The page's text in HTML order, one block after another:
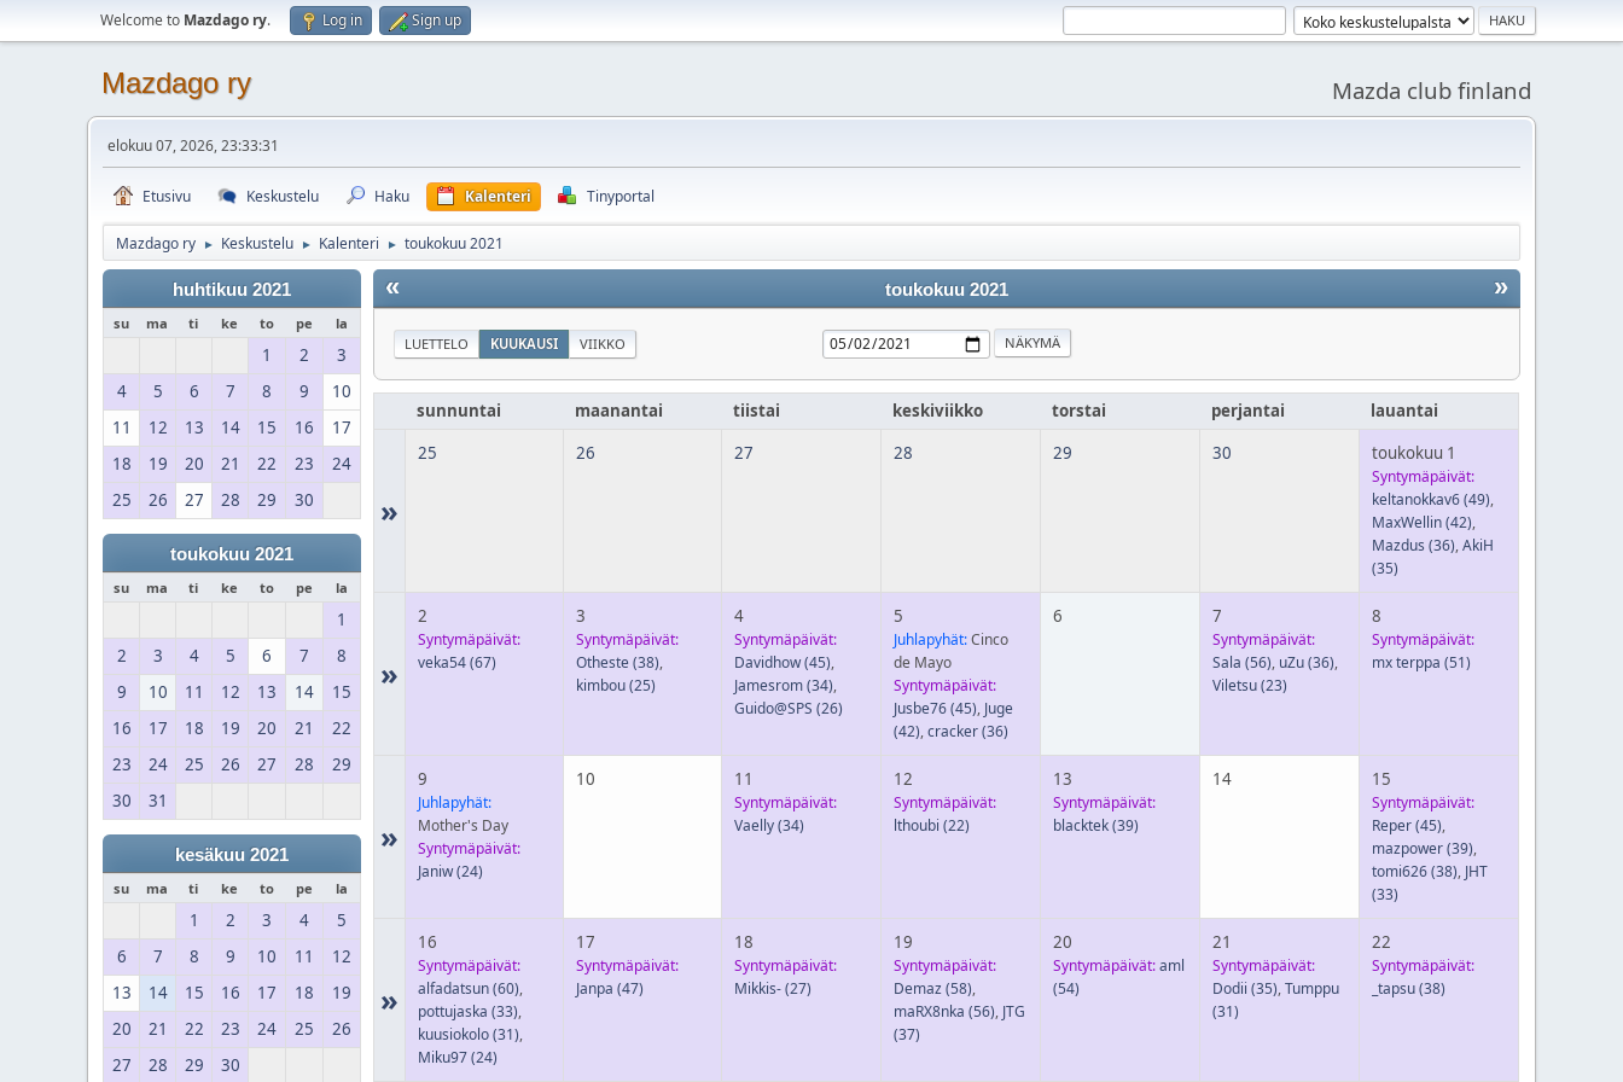
Welcome to Mazdago ry. Log in Sign up
Mazdago ry Mazda club finland
elokuu 07, 2026, 23:33:31
Etusivu Keskustelu Haku Kalenteri Tinyportal
Mazdago ry ► Keskustelu ► Kalenteri ► toukokuu 2021
huhtikuu 2021
su ma ti ke to pe la
1 2
3
4
5 6 7 8 9
10
11
12 13 14 15 16
17
18
19 20 21 22 23
24
25
26 27 28 29 30
toukokuu 2021
su ma ti ke to pe la
1
2
3 4 5 6 7
8
9
10 11 12 13 14
15
16
17 18 19 20 21
22
23
24 25 26 27 28
29
30
31
kesäkuu 2021
su ma ti ke to pe la
1 2 3 4
5
6
7 8 9 10 11
12
13
14 15 16 17 18
19
20
21 22 23 24 25
26
27
28 29 30
« »
toukokuu 2021
LUETTELO KUUKAUSI VIIKKO
sunnuntai maanantai tiistai keskiviikko torstai perjantai lauantai
»
25 26 27 28 29 30 toukokuu 1
Syntymäpäivät:
keltanokkav6(49),
MaxWellin(42),
Mazdus (36),AkiH
(35)
»
2
Syntymäpäivät:
veka54(67)
3
Syntymäpäivät:
Otheste(38),
kimbou(25)
4
Syntymäpäivät:
Davidhow(45),
Jamesrom(34),
Guido@SPS (26)
5
Juhlapyhät:Cinco
de Mayo
Syntymäpäivät:
Jusbe76(45), Juge
(42),cracker(36)
6 7
Syntymäpäivät:
Sala (56), uZu(36),
Viletsu(23)
8
Syntymäpäivät:
mx terppa (51)
»
9
Juhlapyhät:
Mother's Day
Syntymäpäivät:
Janiw(24)
10 11
Syntymäpäivät:
Vaelly(34)
12
Syntymäpäivät:
lthoubi (22)
13
Syntymäpäivät:
blacktek(39)
14 15
Syntymäpäivät:
Reper(45),
mazpower(39),
tomi626(38), JHT
(33)
»
16
Syntymäpäivät:
alfadatsun(60),
pottujaska (33),
kuusiokolo(31),
Miku97(24)
17
Syntymäpäivät:
Janpa (47)
18
Syntymäpäivät:
Mikkis-(27)
19
Syntymäpäivät:
Demaz(58),
maRX8nka (56), JTG
(37)
20
Syntymäpäivät:aml
(54)
21
Syntymäpäivät:
Dodii (35),Tumppu
(31)
22
Syntymäpäivät:
_tapsu(38)